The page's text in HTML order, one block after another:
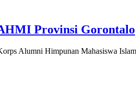
Provinsi Gorontalo
Alumni Himpunan Mahasiswa